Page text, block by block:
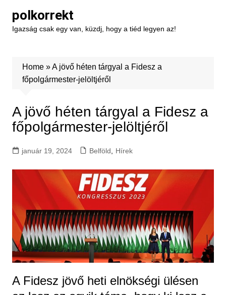
content
polkorrekt
Igazság csak egy van, küzdj, hogy a tiéd legyen az!
Home»A jövő héten tárgyal a Fidesz a
főpolgármester-jelöltjéről
A jövő héten tárgyal a Fidesz a
főpolgármester-jelöltjéről
január 19, 2024 Belföld Hírek
A Fidesz jövő heti elnökségi ülésen